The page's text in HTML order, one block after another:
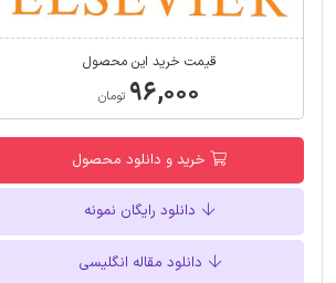
قیمت خرید این محصول
۹۶,۰۰۰ تومان
خرید و دانلود محصول
دانلود رایگان نمونه
دانلود مقاله انگلیسی